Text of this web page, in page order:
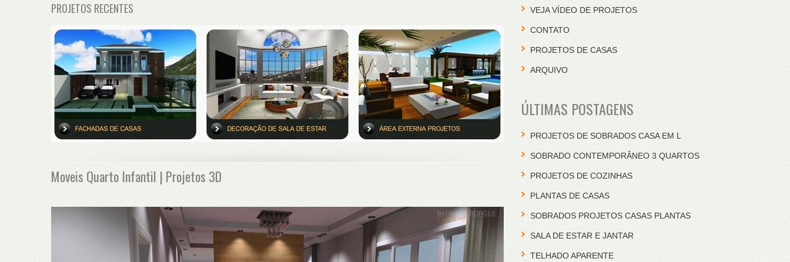
PROJETOS RECENTES
Moveis Quarto Infantil | Projetos 3D
VEJA VÍDEO DE PROJETOS
CONTATO
PROJETOS DE CASAS
ARQUIVO
ÚLTIMAS POSTAGENS
PROJETOS DE SOBRADOS CASA EM L
SOBRADO CONTEMPORÂNEO 3 QUARTOS
PROJETOS DE COZINHAS
PLANTAS DE CASAS
SOBRADOS PROJETOS CASAS PLANTAS
SALA DE ESTAR E JANTAR
TELHADO APARENTE